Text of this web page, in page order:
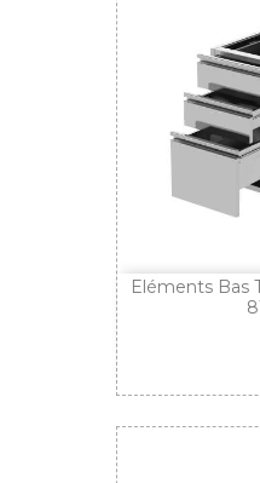
Eléments Bas